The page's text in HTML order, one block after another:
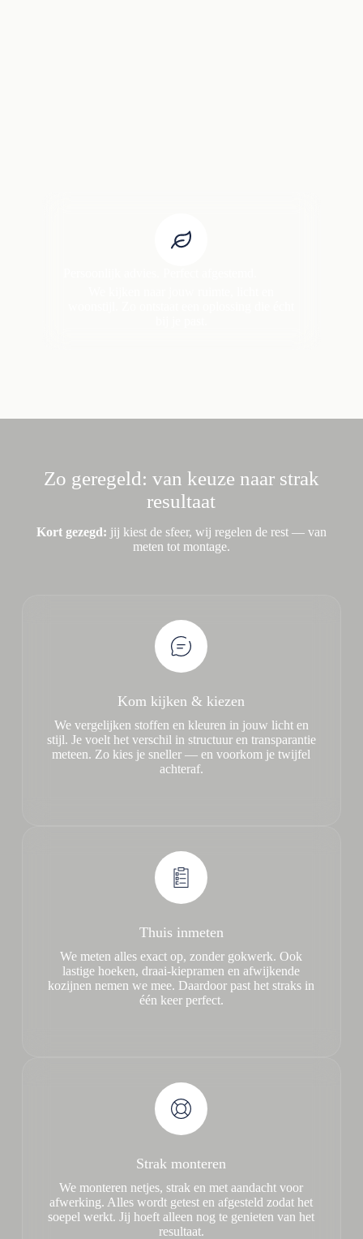
Zo geregeld: van keuze naar strak
resultaat
Kort gezegd: jij kiest de sfeer, wij regelen de rest — van
meten tot montage.
Kom kijken & kiezen
We vergelijken stoffen en kleuren in jouw licht en
stijl. Je voelt het verschil in structuur en transparantie
meteen. Zo kies je sneller — en voorkom je twijfel
achteraf.
Thuis inmeten
We meten alles exact op, zonder gokwerk. Ook
lastige hoeken, draai-kiepramen en afwijkende
kozijnen nemen we mee. Daardoor past het straks in
één keer perfect.
Strak monteren
We monteren netjes, strak en met aandacht voor
afwerking. Alles wordt getest en afgesteld zodat het
soepel werkt. Jij hoeft alleen nog te genieten van het
resultaat.